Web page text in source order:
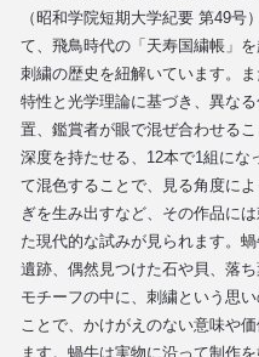
（昭和学院短期大学紀要 第49号
て、飛鳥時代の「天寿国繍帳」
刺繍の歴史を紐解いています。
特性と光学理論に基づき、異な
置、鑑賞者が眼で混ぜ合わせる
深度を持たせる、12本で1組にな
て混色することで、見る角度に
ぎを生み出すなど、その作品に
た現代的な試みが見られます。
遺跡、偶然見つけた石や貝、落
モチーフの中に、刺繍という思
ことで、かけがえのない意味や
ます。蝸牛は実物に沿って制作